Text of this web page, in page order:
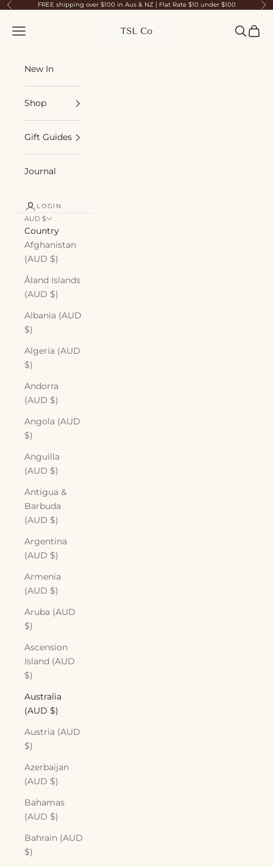
Skip to content
Previous FREE shipping over $100 in Aus & NZ | Flat Rate $10 under $100
TSL Co
Navigation menu Search
Cart
New In
Shop
Gift Guides
Journal
LOGIN
AUD $
Country
Afghanistan
(AUD $)
Åland Islands
(AUD $)
Albania (AUD
$)
Algeria (AUD
$)
Andorra
(AUD $)
Angola (AUD
$)
Anguilla
(AUD $)
Antigua &
Barbuda
(AUD $)
Argentina
(AUD $)
Armenia
(AUD $)
Aruba (AUD
$)
Ascension
Island (AUD
$)
Australia
(AUD $)
Austria (AUD
$)
Azerbaijan
(AUD $)
Bahamas
(AUD $)
Bahrain (AUD
$)